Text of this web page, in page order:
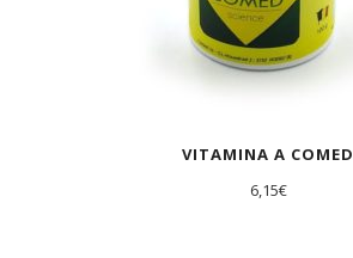
VITAMINA A COMED
6,15€